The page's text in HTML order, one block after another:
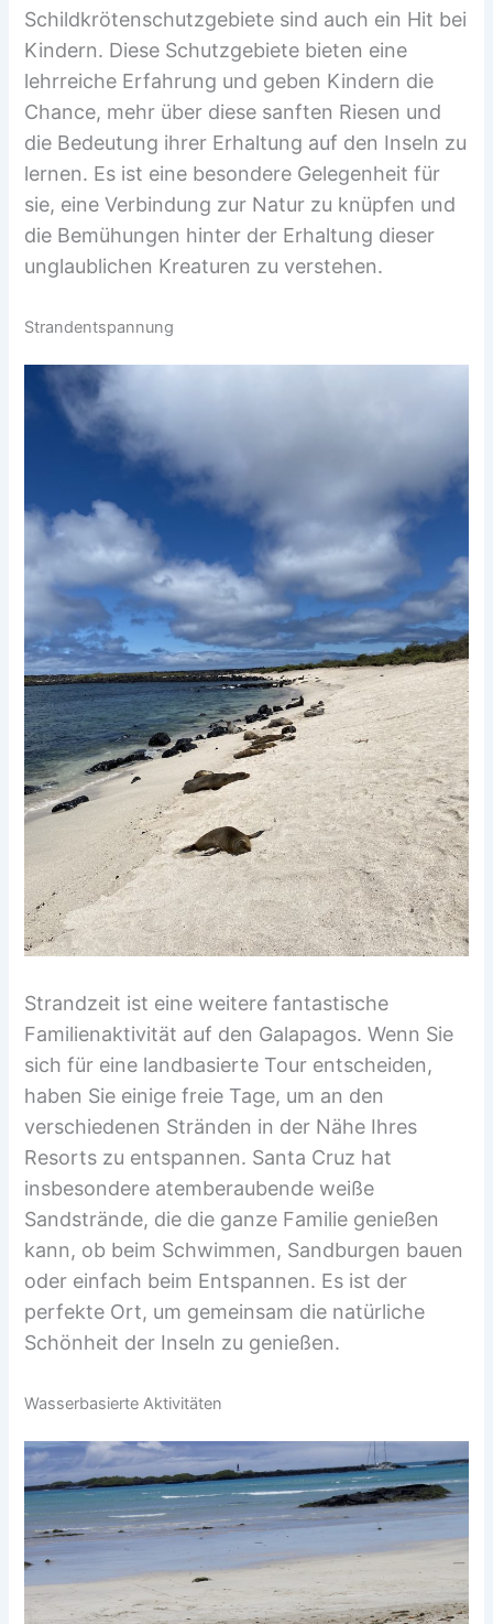
Schildkrötenschutzgebiete sind auch ein Hit bei
Kindern. Diese Schutzgebiete bieten eine
lehrreiche Erfahrung und geben Kindern die
Chance, mehr über diese sanften Riesen und
die Bedeutung ihrer Erhaltung auf den Inseln zu
lernen. Es ist eine besondere Gelegenheit für
sie, eine Verbindung zur Natur zu knüpfen und
die Bemühungen hinter der Erhaltung dieser
unglaublichen Kreaturen zu verstehen.
Strandentspannung
Strandzeit ist eine weitere fantastische
Familienaktivität auf den Galapagos. Wenn Sie
sich für eine landbasierte Tour entscheiden,
haben Sie einige freie Tage, um an den
verschiedenen Stränden in der Nähe Ihres
Resorts zu entspannen. Santa Cruz hat
insbesondere atemberaubende weiße
Sandstrände, die die ganze Familie genießen
kann, ob beim Schwimmen, Sandburgen bauen
oder einfach beim Entspannen. Es ist der
perfekte Ort, um gemeinsam die natürliche
Schönheit der Inseln zu genießen.
Wasserbasierte Aktivitäten